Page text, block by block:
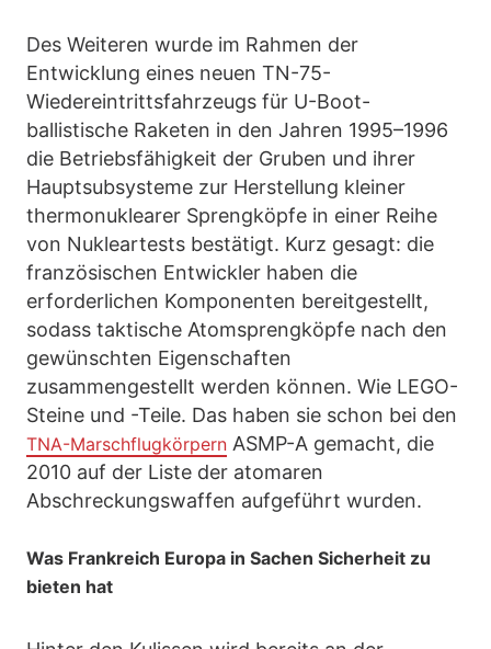
Des Weiteren wurde im Rahmen der
Entwicklung eines neuen TN-75-
Wiedereintrittsfahrzeugs für U-Boot-
ballistische Raketen in den Jahren 1995–1996
die Betriebsfähigkeit der Gruben und ihrer
Hauptsubsysteme zur Herstellung kleiner
thermonuklearer Sprengköpfe in einer Reihe
von Nukleartests bestätigt. Kurz gesagt: die
französischen Entwickler haben die
erforderlichen Komponenten bereitgestellt,
sodass taktische Atomsprengköpfe nach den
gewünschten Eigenschaften
zusammengestellt werden können. Wie LEGO-
Steine und -Teile. Das haben sie schon bei den
TNA-Marschflugkörpern ASMP-A gemacht, die
2010 auf der Liste der atomaren
Abschreckungswaffen aufgeführt wurden.
Was Frankreich Europa in Sachen Sicherheit zu
bieten hat